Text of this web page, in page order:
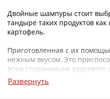
Двойные шампуры стоит
тандыре таких продуктов
картофель.
Приготовленная с их
нежным вкусом. Это
всем сторонникам здорового
Шампур без усилий
Развернуть